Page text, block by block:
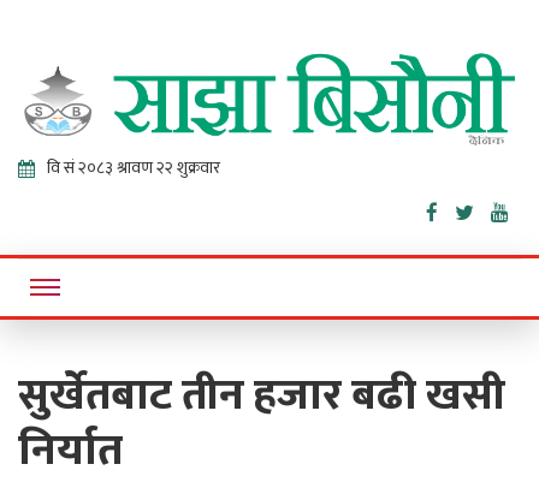
Sajha
Bisaunee
Online News Portal
सुर्खेतबाट तीन हजार बढी खसी
निर्यात